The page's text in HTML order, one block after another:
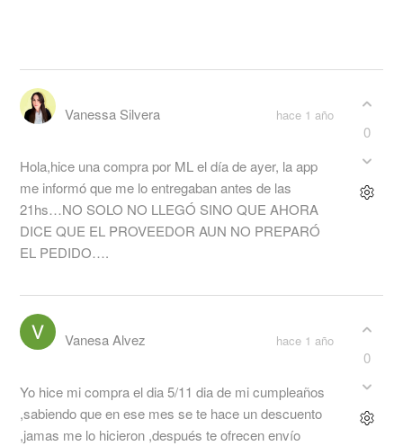
Vanessa Silvera hace 1 año
Hola,hice una compra por ML el día de ayer, la app
me informó que me lo entregaban antes de las
21hs…NO SOLO NO LLEGÓ SINO QUE AHORA
DICE QUE EL PROVEEDOR AUN NO PREPARÓ
EL PEDIDO….
0
Vanesa Alvez hace 1 año
Yo hice mi compra el dia 5/11 dia de mi cumpleaños
,sabiendo que en ese mes se te hace un descuento
,jamas me lo hicieron ,después te ofrecen envío
0